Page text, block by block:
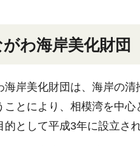
がわ海岸美化財団
海岸美化財団は、海岸の
ことにより、相模湾を中
として平成3年に設立され